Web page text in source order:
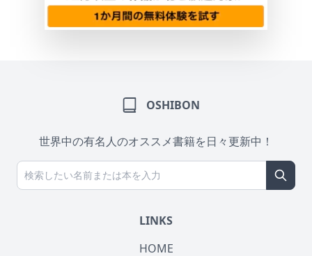
OSHIBON
世界中の有名人のオススメ書籍を日々更新中！
LINKS
HOME